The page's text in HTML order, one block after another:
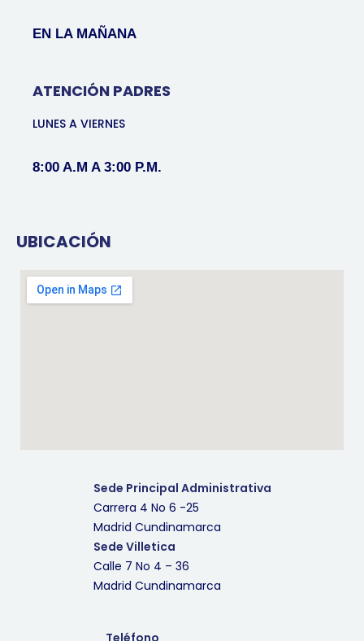
EN LA MAÑANA
ATENCIÓN PADRES
LUNES A VIERNES
8:00 A.M A 3:00 P.M.
UBICACIÓN
Sede Principal Administrativa
Carrera 4 No 6 -25
Madrid Cundinamarca
Sede Villetica
Calle 7 No 4 – 36
Madrid Cundinamarca